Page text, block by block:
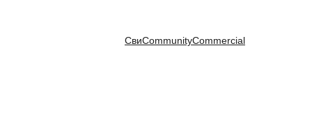
СвиCommunityCommercial